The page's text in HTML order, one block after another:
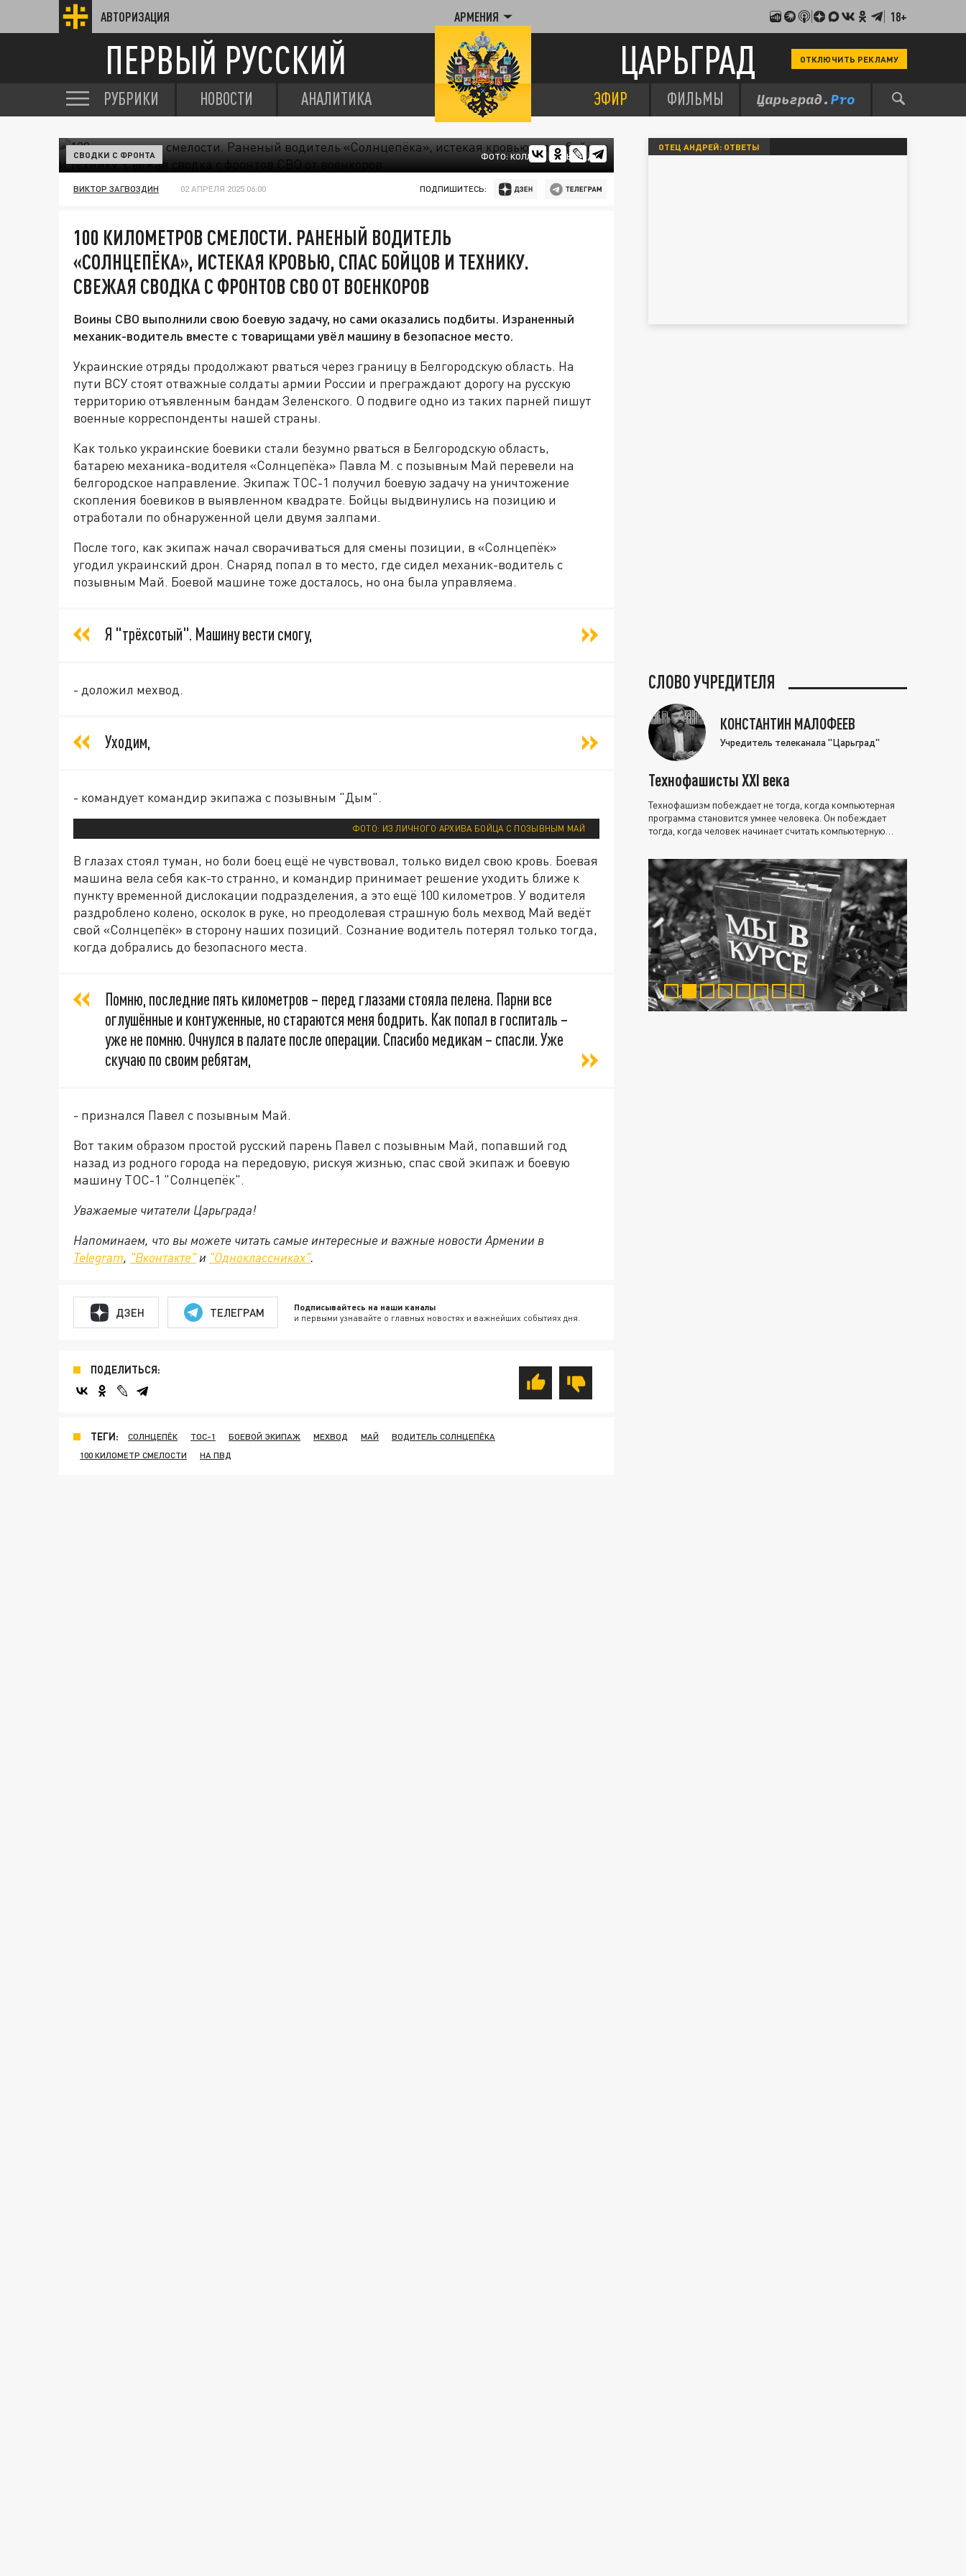
АВТОРИЗАЦИЯ АРМЕНИЯ 18+
ПЕРВЫЙ РУССКИЙ ЦАРЬГРАД ОТКЛЮЧИТЬ РЕКЛАМУ
РУБРИКИ НОВОСТИ АНАЛИТИКА ЭФИР ФИЛЬМЫ
ФОТО: КОЛЛАЖ ЦАРЬГРАДА
СВОДКИ С ФРОНТА
ВИКТОР ЗАГВОЗДИН 02 АПРЕЛЯ 2025 06:00 ПОДПИШИТЕСЬ:
100 КИЛОМЕТРОВ СМЕЛОСТИ. РАНЕНЫЙ ВОДИТЕЛЬ
«СОЛНЦЕПЁКА», ИСТЕКАЯ КРОВЬЮ, СПАС БОЙЦОВ И ТЕХНИКУ.
СВЕЖАЯ СВОДКА С ФРОНТОВ СВО ОТ ВОЕНКОРОВ
Воины СВО выполнили свою боевую задачу, но сами оказались подбиты. Израненный
механик-водитель вместе с товарищами увёл машину в безопасное место.
Украинские отряды продолжают рваться через границу в Белгородскую область. На
пути ВСУ стоят отважные солдаты армии России и преграждают дорогу на русскую
территорию отъявленным бандам Зеленского. О подвиге одно из таких парней пишут
военные корреспонденты нашей страны.
Как только украинские боевики стали безумно рваться в Белгородскую область,
батарею механика-водителя «Солнцепёка» Павла М. с позывным Май перевели на
белгородское направление. Экипаж ТОС-1 получил боевую задачу на уничтожение
скопления боевиков в выявленном квадрате. Бойцы выдвинулись на позицию и
отработали по обнаруженной цели двумя залпами.
После того, как экипаж начал сворачиваться для смены позиции, в «Солнцепёк»
угодил украинский дрон. Снаряд попал в то место, где сидел механик-водитель с
позывным Май. Боевой машине тоже досталось, но она была управляема.
Я "трёхсотый". Машину вести смогу,
- доложил мехвод.
Уходим,
- командует командир экипажа с позывным "Дым".
ФОТО: ИЗ ЛИЧНОГО АРХИВА БОЙЦА С ПОЗЫВНЫМ МАЙ
В глазах стоял туман, но боли боец ещё не чувствовал, только видел свою кровь. Боевая
машина вела себя как-то странно, и командир принимает решение уходить ближе к
пункту временной дислокации подразделения, а это ещё 100 километров. У водителя
раздроблено колено, осколок в руке, но преодолевая страшную боль мехвод Май ведёт
свой «Солнцепёк» в сторону наших позиций. Сознание водитель потерял только тогда,
когда добрались до безопасного места.
Помню, последние пять километров – перед глазами стояла пелена. Парни все
оглушённые и контуженные, но стараются меня бодрить. Как попал в госпиталь –
уже не помню. Очнулся в палате после операции. Спасибо медикам – спасли. Уже
скучаю по своим ребятам,
- признался Павел с позывным Май.
Вот таким образом простой русский парень Павел с позывным Май, попавший год
назад из родного города на передовую, рискуя жизнью, спас свой экипаж и боевую
машину ТОС-1 "Солнцепёк".
Уважаемые читатели Царьграда!
Напоминаем, что вы можете читать самые интересные и важные новости Армении в
Telegram, "Вконтакте"и "Одноклассниках".
ДЗЕН ТЕЛЕГРАМ Подписывайтесь на наши каналы
и первыми узнавайте о главных новостях и важнейших событиях дня.
ПОДЕЛИТЬСЯ:
ТЕГИ: СОЛНЦЕПЁК ТОС-1 БОЕВОЙ ЭКИПАЖ МЕХВОД МАЙ
ВОДИТЕЛЬ СОЛНЦЕПЁКА
100 КИЛОМЕТР СМЕЛОСТИ
НА ПВД
ОТЕЦ АНДРЕЙ: ОТВЕТЫ
СЛОВО УЧРЕДИТЕЛЯ
КОНСТАНТИН МАЛОФЕЕВ
Учредитель телеканала "Царьград"
Технофашисты XXI века
Технофашизм побеждает не тогда, когда компьютерная
программа становится умнее человека. Он побеждает
тогда, когда человек начинает считать компьютерную